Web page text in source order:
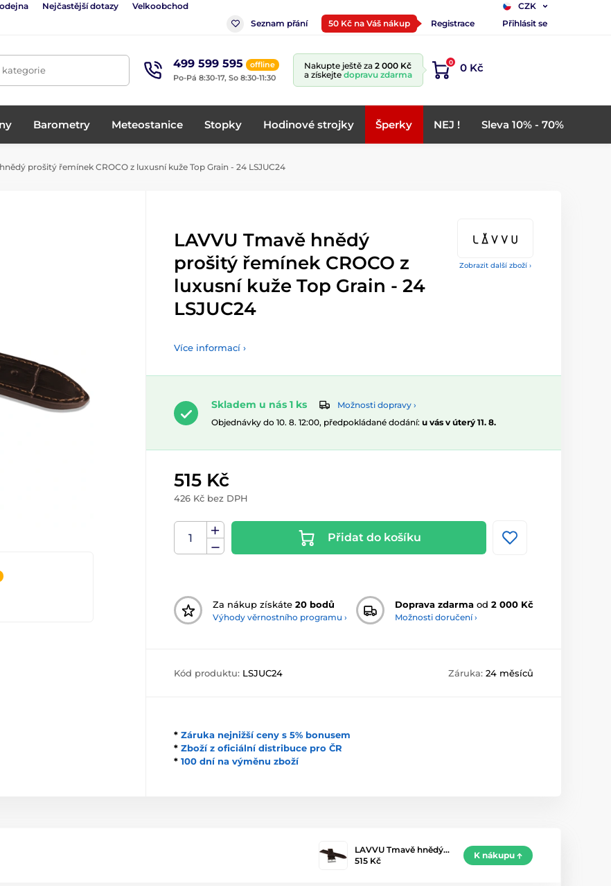
Nejčastější dotazy Velkoobchod
CZK
Seznam přání
50 Kč na Váš nákup Registrace Přihlásit se
kategorie 499 599 595
offline
Po-Pá 8:30-17, So 8:30-11:30
Nakupte ještě za 2 000 Kč
a získejte dopravu zdarma
0 0 Kč
Barometry Meteostanice Stopky Hodinové strojky Šperky NEJ ! Sleva 10% - 70%
prošitý řemínek CROCO z luxusní kuže Top Grain - 24 LSJUC24
Zobrazit další zboží ›
LAVVU Tmavě hnědý
prošitý řemínek CROCO z
luxusní kuže Top Grain - 24
LSJUC24
Více informací ›
Skladem u nás 1 ks
Možnosti dopravy ›
Objednávky do 10. 8. 12:00, předpokládané dodání: u vás v úterý 11. 8.
515 Kč
426 Kč bez DPH
Přidat do košíku
Za nákup získáte 20 bodů
Výhody věrnostního programu ›
Doprava zdarma od 2 000 Kč
Možnosti doručení ›
Kód produktu: LSJUC24 Záruka: 24 měsíců
* Záruka nejnižší ceny s 5% bonusem
* Zboží z oficiální distribuce pro ČR
* 100 dní na výměnu zboží
LAVVU Tmavě hnědý…
515 Kč
K nákupu